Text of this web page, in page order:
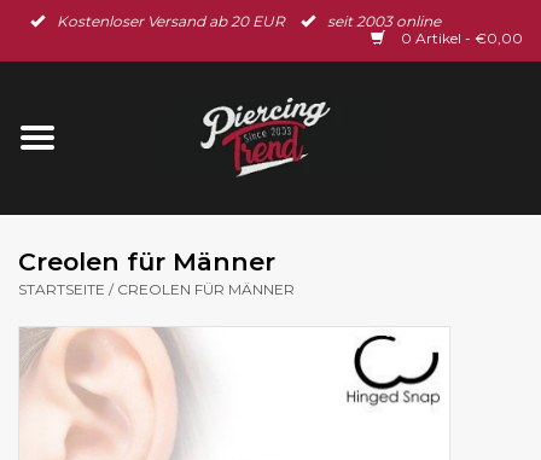
Kostenloser Versand ab 20 EUR
seit 2003 online
0 Artikel - €0,00
Startseite
Ohrschmuck
Gutscheine
% Sale %
Creolen für Männer
STARTSEITE / CREOLEN FÜR MÄNNER